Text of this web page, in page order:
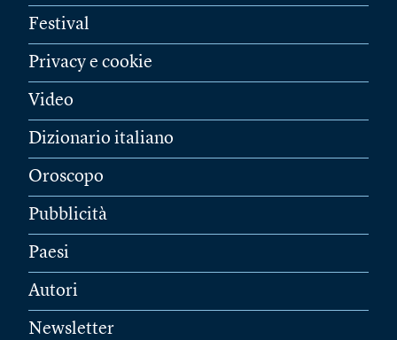
Festival
Privacy e cookie
Video
Dizionario italiano
Oroscopo
Pubblicità
Paesi
Autori
Newsletter